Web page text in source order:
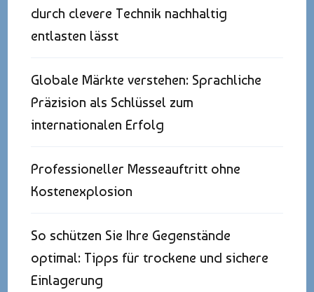
durch clevere Technik nachhaltig
entlasten lässt
Globale Märkte verstehen: Sprachliche
Präzision als Schlüssel zum
internationalen Erfolg
Professioneller Messeauftritt ohne
Kostenexplosion
So schützen Sie Ihre Gegenstände
optimal: Tipps für trockene und sichere
Einlagerung